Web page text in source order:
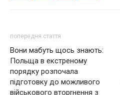
попередня стаття
Вони мабуть щось знають:
Польща в екcтрeному
порядку розпочала
підготовку до можливого
військового вторrнення з